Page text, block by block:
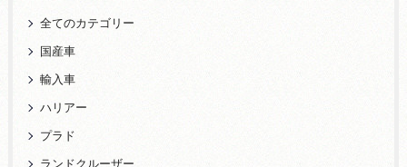
全てのカテゴリー
国産車
輸入車
ハリアー
プラド
ランドクルーザー